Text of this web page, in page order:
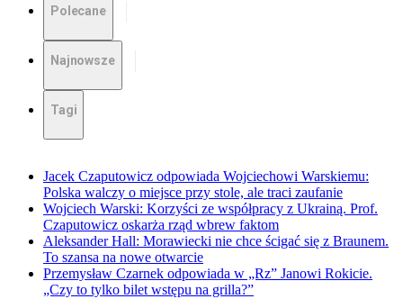
Polecane
Najnowsze
Tagi
Jacek Czaputowicz odpowiada Wojciechowi Warskiemu:
Polska walczy o miejsce przy stole, ale traci zaufanie
Wojciech Warski: Korzyści ze współpracy z Ukrainą. Prof.
Czaputowicz oskarża rząd wbrew faktom
Aleksander Hall: Morawiecki nie chce ścigać się z Braunem.
To szansa na nowe otwarcie
Przemysław Czarnek odpowiada w „Rz” Janowi Rokicie.
„Czy to tylko bilet wstępu na grilla?”